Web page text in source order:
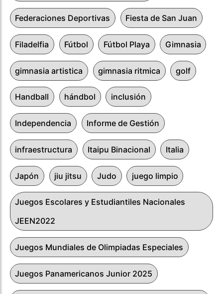
Federaciones Deportivas Fiesta de San Juan
Filadelfia Fútbol Fútbol Playa Gimnasia
gimnasia artistica gimnasia ritmica golf
Handball hándbol inclusión
Independencia Informe de Gestión
infraestructura Itaipu Binacional Italia
Japón jiu jitsu Judo juego limpio
Juegos Escolares y Estudiantiles Nacionales
JEEN2022
Juegos Mundiales de Olimpiadas Especiales
Juegos Panamericanos Junior 2025